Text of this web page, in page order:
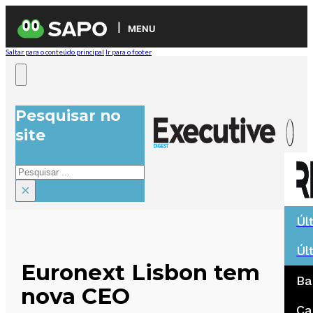
MENU
Saltar para o conteúdo principal Ir para o footer
Pesquisar no
site
Pesquisar
×
Euronext Lisbon tem
nova CEO